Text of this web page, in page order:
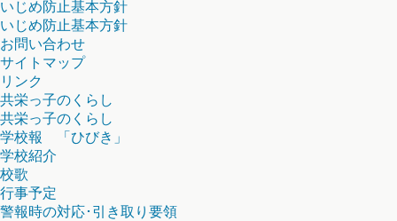
いじめ防止基本方針
いじめ防止基本方針
お問い合わせ
サイトマップ
リンク
共栄っ子のくらし
共栄っ子のくらし
学校報 「ひびき」
学校紹介
校歌
行事予定
警報時の対応･引き取り要領